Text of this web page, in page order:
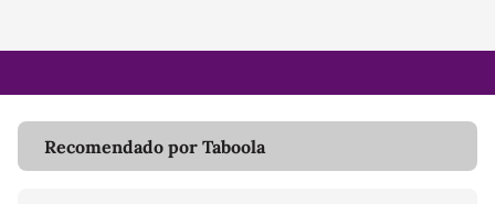
Recomendado por Taboola